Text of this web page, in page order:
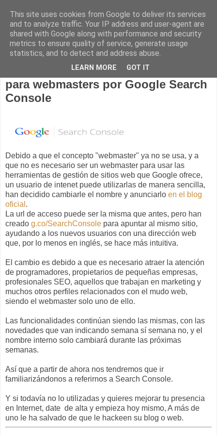
martes, 2 de junio de 2015
Google cambia las Herramientas
para webmasters por Google Search
Console
Debido a que el concepto "webmaster" ya no se usa, y a
que no es necesario ser un webmaster para usar las
herramientas de gestión de sitios web que Google ofrece,
un usuario de intenet puede utilizarlas de manera sencilla,
han decidido cambiarle el nombre y anunciarlo en el blog
oficial .
La url de acceso puede ser la misma que antes, pero han
creado g.co/SearchConsole para apuntar al mismo sitio,
ayudando a los nuevos usuarios con una dirección web
que, por lo menos en inglés, se hace más intuitiva.
El cambio es debido a que es necesario atraer la atención
de programadores, propietarios de pequeñas empresas,
profesionales SEO, aquellos que trabajan en marketing y
muchos otros perfiles relacionados con el mudo web,
siendo el webmaster solo uno de ello.
Las funcionalidades continúan siendo las mismas, con las
novedades que van indicando semana sí semana no, y el
nombre interno solo cambiará durante las próximas
semanas.
Así que a partir de ahora nos tendremos que ir
familiarizándonos a referirnos a Search Console.
Y si todavía no lo utilizadas y quieres mejorar tu presencia
en Internet, date de alta y empieza hoy mismo, A más de
uno le ha salvado de que le hackeen su blog o web.
This site uses cookies from Google to deliver its services
and to analyze traffic. Your IP address and user-agent are
shared with Google along with performance and security
metrics to ensure quality of service, generate usage
statistics, and to detect and address abuse.
LEARN MORE GOT IT